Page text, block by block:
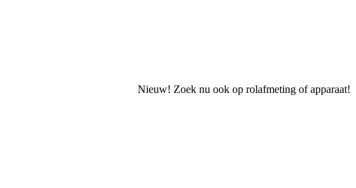
Nieuw! Zoek nu ook op rolafmeting of apparaat!